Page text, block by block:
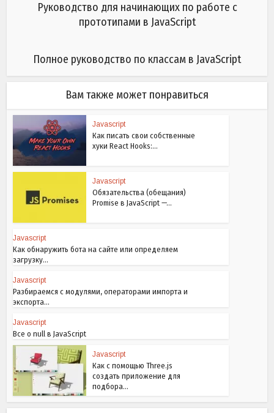
Руководство для начинающих по работе с
прототипами в JavaScript
Полное руководство по классам в JavaScript
Вам также может понравиться
Javascript
Как писать свои собственные
хуки React Hooks:...
Javascript
Обязательства (обещания)
Promise в JavaScript —...
Javascript
Как обнаружить бота на сайте или определяем
загрузку...
Javascript
Разбираемся с модулями, операторами импорта и
экспорта...
Javascript
Все о null в JavaScript
Javascript
Как с помощью Three.js
создать приложение для
подбора...